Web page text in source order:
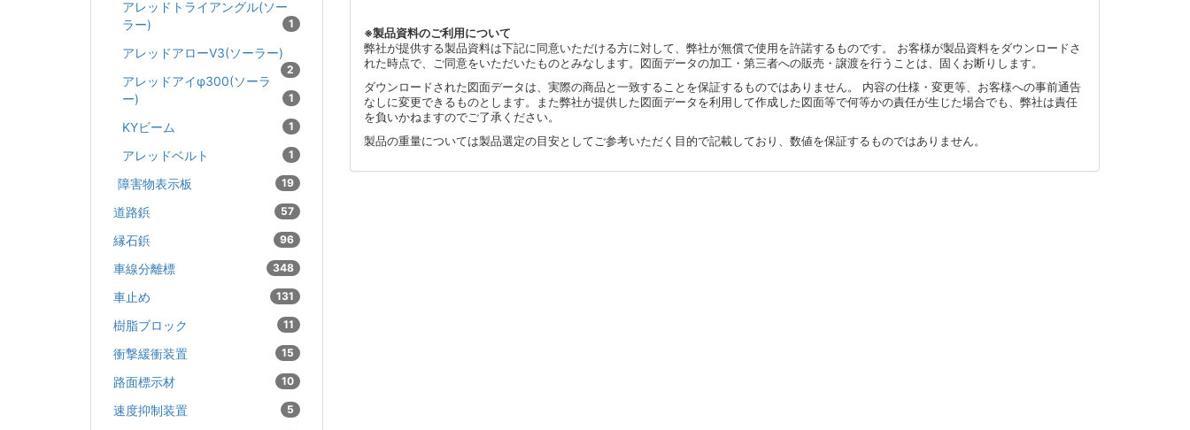
※製品資料のご利用について
弊社が提供する製品資料は下記に同意いただける方に対して、弊社が無償で使用を許諾するものです。 お客様が製品資料をダウンロードさ
れた時点で、ご同意をいただいたものとみなします。図面データの加工・第三者への販売・譲渡を行うことは、固くお断りします。
ダウンロードされた図面データは、実際の商品と一致することを保証するものではありません。 内容の仕様・変更等、お客様への事前通告
なしに変更できるものとします。また弊社が提供した図面データを利用して作成した図面等で何等かの責任が生じた場合でも、弊社は責任
を負いかねますのでご了承ください。
製品の重量については製品選定の目安としてご参考いただく目的で記載しており、数値を保証するものではありません。
アレッドトライアングル(ソー
ラー)
1
アレッドアローV3(ソーラー)
2
アレッドアイφ300(ソーラ
ー)
1
KYビーム 1
アレッドベルト 1
障害物表示板 19
道路鋲 57
縁石鋲 96
車線分離標 348
車止め 131
樹脂ブロック 11
衝撃緩衝装置 15
路面標示材 10
速度抑制装置 5